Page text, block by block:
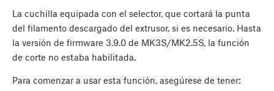
La cuchilla equipada con el selector, que cortará la punta
del filamento descargado del extrusor, si es necesario. Hasta
la versión de firmware 3.9.0 de MK3S/MK2.5S, la función
de corte no estaba habilitada.
Para comenzar a usar esta función, asegúrese de tener: